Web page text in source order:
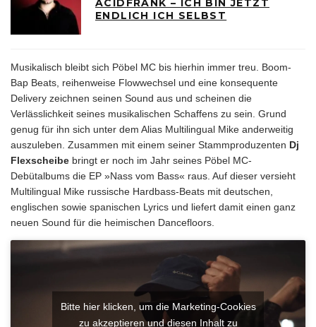
ACIDFRANK – ICH BIN JETZT
ENDLICH ICH SELBST
Musikalisch bleibt sich Pöbel MC bis hierhin immer treu. Boom-
Bap Beats, reihenweise Flowwechsel und eine konsequente
Delivery zeichnen seinen Sound aus und scheinen die
Verlässlichkeit seines musikalischen Schaffens zu sein. Grund
genug für ihn sich unter dem Alias Multilingual Mike anderweitig
auszuleben. Zusammen mit einem seiner Stammproduzenten Dj
Flexscheibe bringt er noch im Jahr seines Pöbel MC-
Debütalbums die EP »Nass vom Bass« raus. Auf dieser versieht
Multilingual Mike russische Hardbass-Beats mit deutschen,
englischen sowie spanischen Lyrics und liefert damit einen ganz
neuen Sound für die heimischen Dancefloors.
Bitte hier klicken, um die Marketing-Cookies
zu akzeptieren und diesen Inhalt zu